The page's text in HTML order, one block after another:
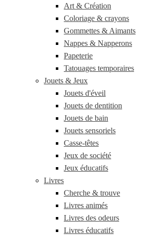
Art & Création
Coloriage & crayons
Gommettes & Aimants
Nappes & Napperons
Papeterie
Tatouages temporaires
Jouets & Jeux
Jouets d'éveil
Jouets de dentition
Jouets de bain
Jouets sensoriels
Casse-têtes
Jeux de société
Jeux éducatifs
Livres
Cherche & trouve
Livres animés
Livres des odeurs
Livres éducatifs